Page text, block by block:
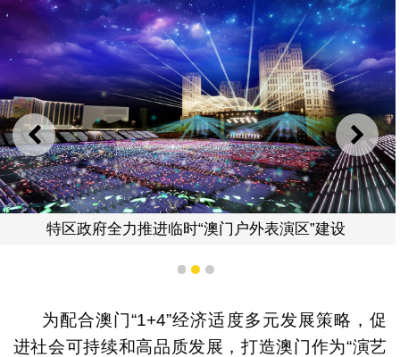
上一则 下一
特区政府全力推进临时“澳门户外表演区”建设
1 2 3
为配合澳门“1+4”经济适度多元发展策略，促
进社会可持续和高品质发展，打造澳门作为“演艺